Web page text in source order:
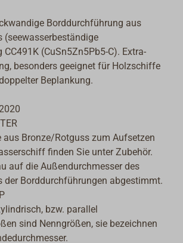
Borddurchführung aus
(seewasserbeständige
CC491K (CuSn5Zn5Pb5-C). Extra-
besonders geeignet für Holzschiffe
Beplankung.
aus Bronze/Rotguss zum Aufsetzen
finden Sie unter Zubehör.
auf die Außendurchmesser des
der Borddurchführungen abgestimmt.
bzw. parallel
sind Nenngrößen, sie bezeichnen